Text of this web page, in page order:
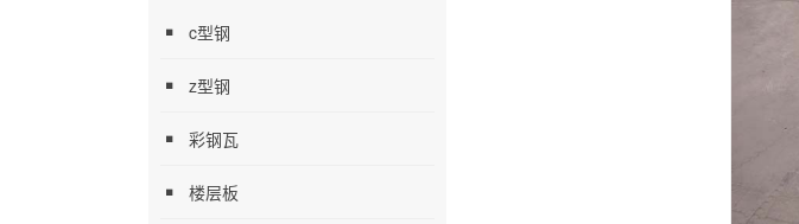
c型钢
z型钢
彩钢瓦
楼层板